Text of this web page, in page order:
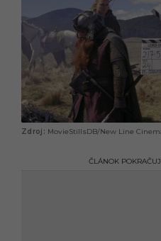
MovieStillsDB/New Line
ČLÁNOK